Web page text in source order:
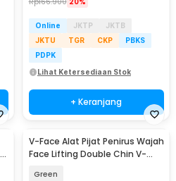
Online JKTP
JKTB
JKTU
TGR CKP
PBKS
PDPK
Lihat Ketersediaan Stok
+ Keranjang
V-Face Alat Pijat Penirus Wajah
Face Lifting Double Chin V-
Green